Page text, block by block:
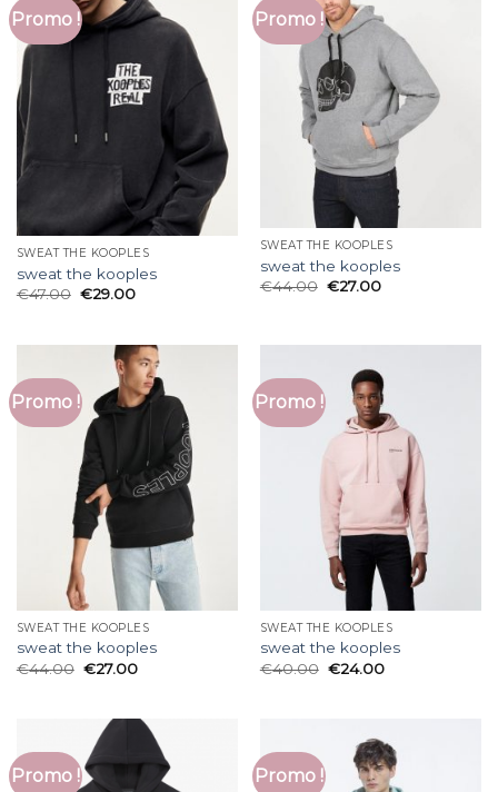
Promo !
SWEAT THE KOOPLES
sweat the kooples
€47.00 €29.00
Promo !
SWEAT THE KOOPLES
sweat the kooples
€44.00 €27.00
Promo !
SWEAT THE KOOPLES
sweat the kooples
€44.00 €27.00
Promo !
SWEAT THE KOOPLES
sweat the kooples
€40.00 €24.00
Promo ! Promo !